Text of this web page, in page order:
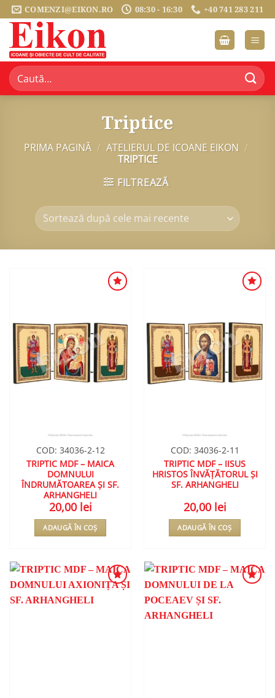
Sari
la
conținut
COMENZI@EIKON.RO 08:30 - 16:30 +40 741 283 211
Caută
după:
Triptice
PRIMA PAGINĂ / ATELIERUL DE ICOANE EIKON /
TRIPTICE
FILTREAZĂ
COD: 34036-2-12
TRIPTIC MDF – MAICA
DOMNULUI
ÎNDRUMĂTOAREA ȘI SF.
ARHANGHELI
20,00 lei
ADAUGĂ ÎN COȘ
COD: 34036-2-11
TRIPTIC MDF – IISUS
HRISTOS ÎNVĂȚĂTORUL ȘI
SF. ARHANGHELI
20,00 lei
ADAUGĂ ÎN COȘ
ADAUGA